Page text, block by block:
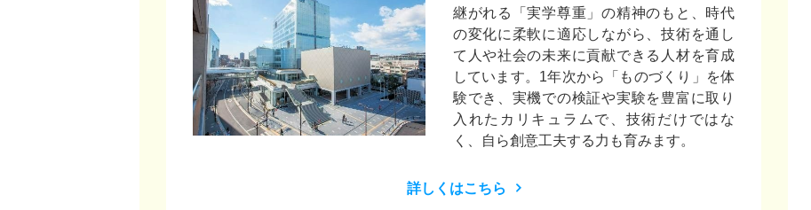
継がれる「実学尊重」の精神のもと、時代
の変化に柔軟に適応しながら、技術を通し
て人や社会の未来に貢献できる人材を育成
しています。1年次から「ものづくり」を体
験でき、実機での検証や実験を豊富に取り
入れたカリキュラムで、技術だけではな
く、自ら創意工夫する力も育みます。
詳しくはこちら